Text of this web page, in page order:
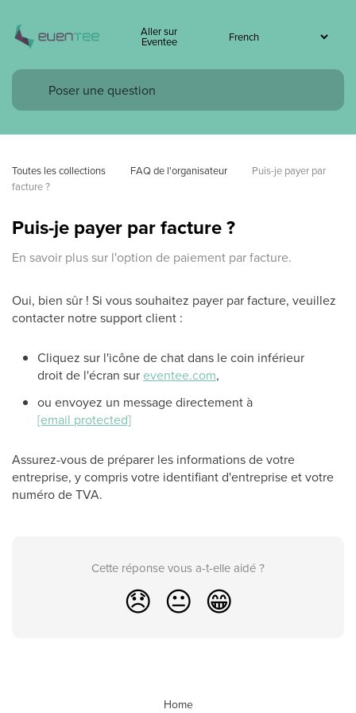
Aller sur
Eventee
Toutes les collections FAQ de l'organisateur
Puis-je payer par
facture ?
Puis-je payer par facture ?
En savoir plus sur l'option de paiement par facture.
Oui, bien sûr ! Si vous souhaitez payer par facture, veuillez
contacter notre support client :
Cliquez sur l'icône de chat dans le coin inférieur
droit de l'écran sureventee.com,
ou envoyez un message directement à
[email protected]
Assurez-vous de préparer les informations de votre
entreprise, y compris votre identifiant d'entreprise et votre
numéro de TVA.
Cette réponse vous a-t-elle aidé ?
😞 😐 😁
Home